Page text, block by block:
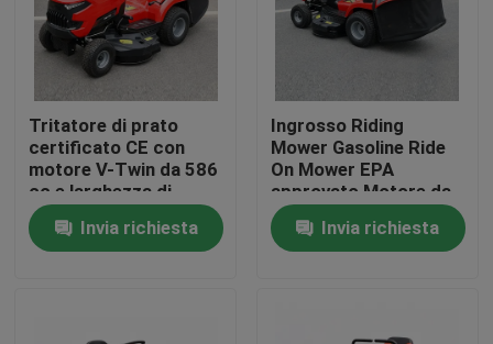
Casa.
Video
Tritatore di prato
certificato CE con
motore V-Twin da 586
cc e larghezza di
taglio di 40,2 pollici
con catturatore di
erba da 245 litri
Invia richiesta
Ingrosso Riding
Mower Gasoline Ride
On Mower EPA
approvato Motore da
420cc 38" Larghezza
di taglio Tractor per
prato OEM supporto
Invia richiesta